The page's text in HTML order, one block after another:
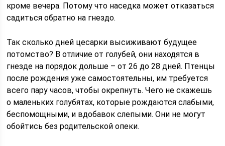
кроме вечера. Потому что наседка может отказаться
садиться обратно на гнездо.
Так сколько дней цесарки высиживают будущее
потомство? В отличие от голубей, они находятся в
гнезде на порядок дольше – от 26 до 28 дней. Птенцы
после рождения уже самостоятельны, им требуется
всего пару часов, чтобы окрепнуть. Чего не скажешь
о маленьких голубятах, которые рождаются слабыми,
беспомощными, и вдобавок слепыми. Они не могут
обойтись без родительской опеки.